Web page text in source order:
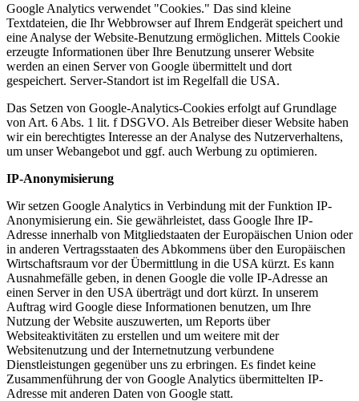
Google Analytics verwendet "Cookies." Das sind kleine
Textdateien, die Ihr Webbrowser auf Ihrem Endgerät speichert und
eine Analyse der Website-Benutzung ermöglichen. Mittels Cookie
erzeugte Informationen über Ihre Benutzung unserer Website
werden an einen Server von Google übermittelt und dort
gespeichert. Server-Standort ist im Regelfall die USA.
Das Setzen von Google-Analytics-Cookies erfolgt auf Grundlage
von Art. 6 Abs. 1 lit. f DSGVO. Als Betreiber dieser Website haben
wir ein berechtigtes Interesse an der Analyse des Nutzerverhaltens,
um unser Webangebot und ggf. auch Werbung zu optimieren.
IP-Anonymisierung
Wir setzen Google Analytics in Verbindung mit der Funktion IP-
Anonymisierung ein. Sie gewährleistet, dass Google Ihre IP-
Adresse innerhalb von Mitgliedstaaten der Europäischen Union oder
in anderen Vertragsstaaten des Abkommens über den Europäischen
Wirtschaftsraum vor der Übermittlung in die USA kürzt. Es kann
Ausnahmefälle geben, in denen Google die volle IP-Adresse an
einen Server in den USA überträgt und dort kürzt. In unserem
Auftrag wird Google diese Informationen benutzen, um Ihre
Nutzung der Website auszuwerten, um Reports über
Websiteaktivitäten zu erstellen und um weitere mit der
Websitenutzung und der Internetnutzung verbundene
Dienstleistungen gegenüber uns zu erbringen. Es findet keine
Zusammenführung der von Google Analytics übermittelten IP-
Adresse mit anderen Daten von Google statt.